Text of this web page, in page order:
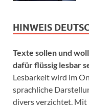
HINWEIS
Texte sollen und
dafür flüssig lesbar
Lesbarkeit wird im
sprachliche
divers verzichtet. Mit